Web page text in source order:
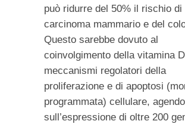
può ridurre del 50% il rischio di
carcinoma mammario e del
Questo sarebbe dovuto al
coinvolgimento della vitamina
meccanismi regolatori della
proliferazione e di apoptosi
programmata) cellulare, agendo
sull’espressione di oltre 200